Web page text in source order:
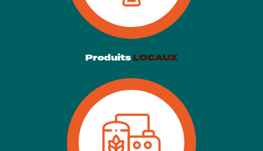
Produits LOCAUX